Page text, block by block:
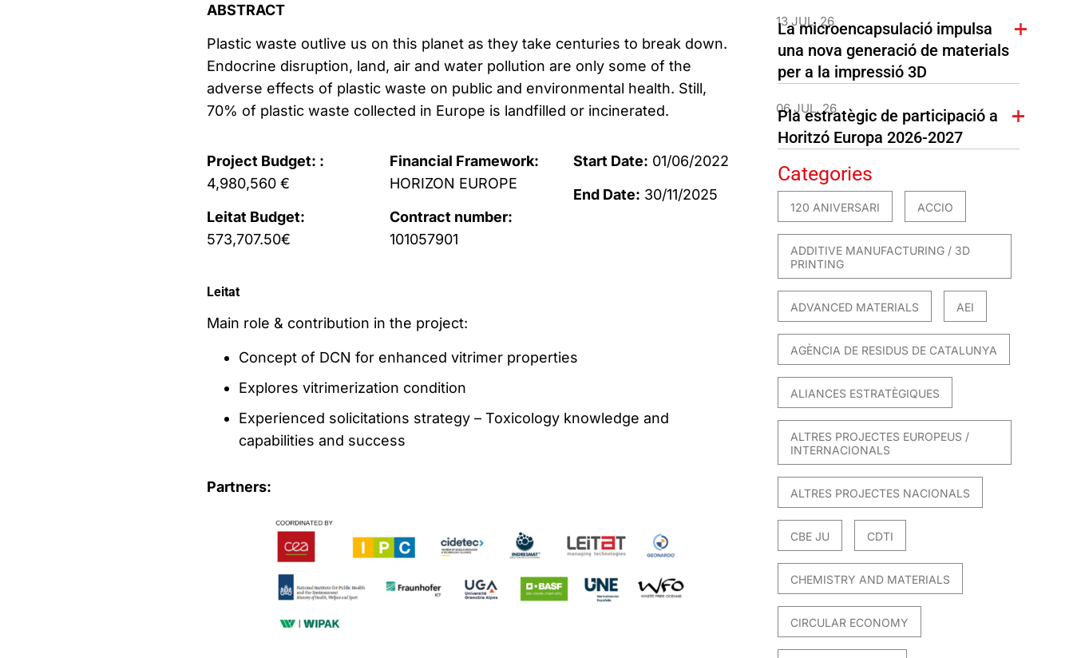
ABSTRACT
Plastic waste outlive us on this planet as they take centuries to break down.
Endocrine disruption, land, air and water pollution are only some of the
adverse effects of plastic waste on public and environmental health. Still,
70% of plastic waste collected in Europe is landfilled or incinerated.
Project Budget: :
4,980,560 €
Leitat Budget:
573,707.50€
Financial Framework:
HORIZON EUROPE
Contract number:
101057901
Start Date: 01/06/2022
End Date: 30/11/2025
Leitat
Main role & contribution in the project:
Concept of DCN for enhanced vitrimer properties
Explores vitrimerization condition
Experienced solicitations strategy – Toxicology knowledge and
capabilities and success
Partners:
13 JUL. 26
La microencapsulació impulsa
una nova generació de materials
per a la impressió 3D
06 JUL. 26
Pla estratègic de participació a
Horitzó Europa 2026-2027
Categories
120 ANIVERSARI ACCIO
ADDITIVE MANUFACTURING / 3D
PRINTING
ADVANCED MATERIALS AEI
AGÈNCIA DE RESIDUS DE CATALUNYA
ALIANCES ESTRATÈGIQUES
ALTRES PROJECTES EUROPEUS /
INTERNACIONALS
ALTRES PROJECTES NACIONALS
CBE JU CDTI
CHEMISTRY AND MATERIALS
CIRCULAR ECONOMY